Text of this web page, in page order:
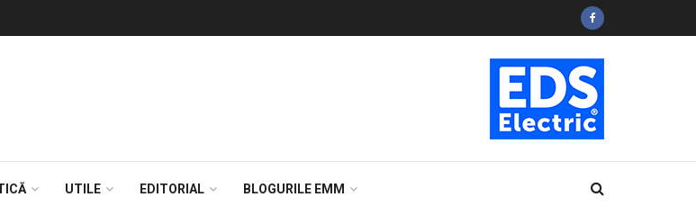
UTILE EDITORIAL BLOGURILE EMM